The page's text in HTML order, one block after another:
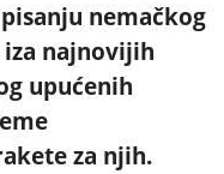
nemačkog
najnovijih
upućenih
za njih.